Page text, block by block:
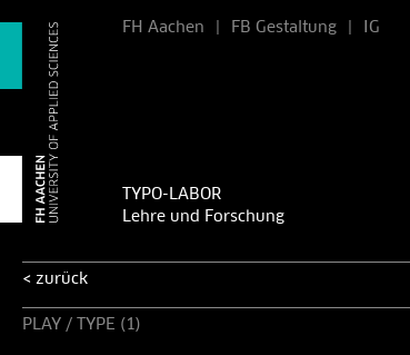
FH Aachen FB Gestaltung IG
TYPO-LABOR
Lehre und Forschung
< zurück
PLAY / TYPE (1)